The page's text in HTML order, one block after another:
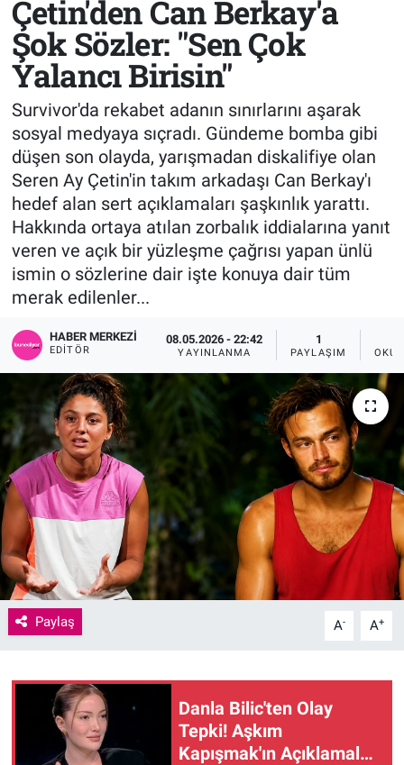
Çetin'den Can Berkay'a
Şok Sözler: "Sen Çok
Yalancı Birisin"
Survivor'da rekabet adanın sınırlarını aşarak
sosyal medyaya sıçradı. Gündeme bomba gibi
düşen son olayda, yarışmadan diskalifiye olan
Seren Ay Çetin'in takım arkadaşı Can Berkay'ı
hedef alan sert açıklamaları şaşkınlık yarattı.
Hakkında ortaya atılan zorbalık iddialarına yanıt
veren ve açık bir yüzleşme çağrısı yapan ünlü
ismin o sözlerine dair işte konuya dair tüm
merak edilenler...
HABER MERKEZI
EDITÖR
08.05.2026 - 22:42
YAYINLANMA
1
PAYLAŞIM
Paylaş A- A+
Danla Bilic'ten Olay
Tepki! Aşkım
Kapışmak'ın Açıklamaları
Sağlık
Spor
Teknoloji
Tv Medya
KÜLTÜR SANAT